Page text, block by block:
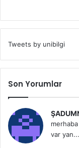
Tweets by unibilgi
Son Yorumlar
var yan...